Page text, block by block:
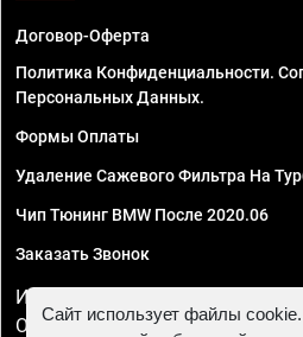
Договор-Оферта
Политика Конфиденциальности.
Персональных Данных.
Формы Оплаты
Удаление Сажевого Фильтра На
Чип Тюнинг BMW После 2020.06
Заказать Звонок
ИП Смирнов Георгий Павлович.
ОГРНИП 324470400032610
Сайт использует файлы